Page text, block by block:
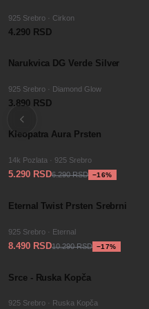
925 Srebro · Cirkon
4.290 RSD
Narukvica DG Verde Silver
925 Srebro · Diamond Glow
3.890 RSD
− 16 %
SALE
Kleopatra Aura Prsten
14k Pozlata · 925 Srebro
5.290 RSD6.290 RSD −16%
−17%
SALE
Eternal Twist Prsten Srebrni
925 Srebro · Eternal
8.490 RSD10.290 RSD −17%
Srce - Ruska Kopča
925 Srebro · Ruska Kopča